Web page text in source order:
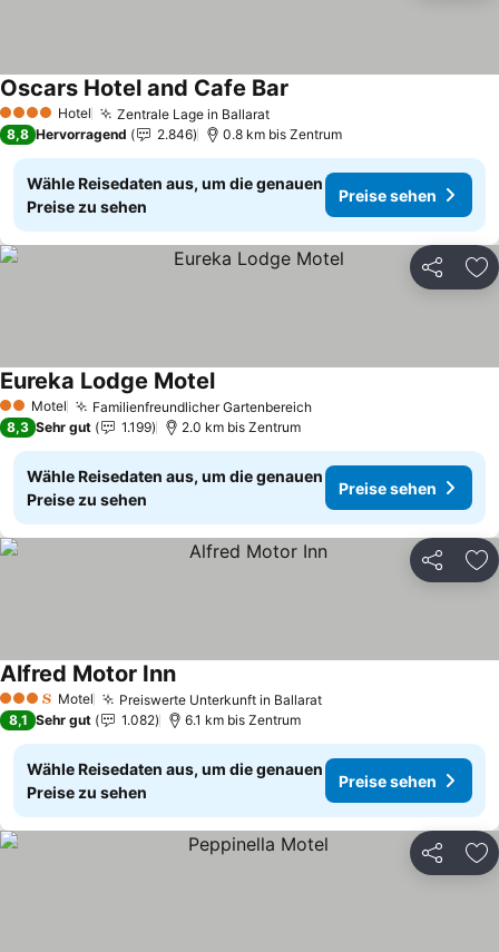
4 Sterne Hotel Zentrale Lage in BallaratPreise sehen
Oscars Hotel and Cafe Bar
8,8 Hervorragend 2.846 0.8 km bis Zentrum
Wähle Reisedaten aus, um die genauen
Preise zu sehen
Preise sehen
Teilen
2 SterneMotel Familienfreundlicher GartenbereichPreise sehen
Eureka Lodge MotelPreise sehen
8,3 Sehr gut 1.199 2.0 km bis Zentrum
Wähle Reisedaten aus, um die genauen
Preise zu sehen
Preise sehen
Teilen
3 Sterne Motel Preiswerte Unterkunft in BallaratPreise sehen
Alfred Motor InnPreise sehen
8,1 Sehr gut 1.082 6.1 km bis Zentrum
Wähle Reisedaten aus, um die genauen
Preise zu sehen
Preise sehen
Teilen